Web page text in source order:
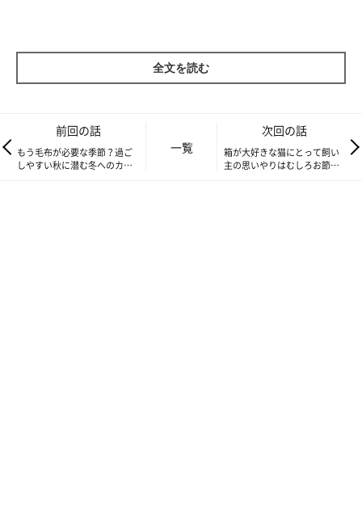
全文を読む
前回の話
もう毛布が必要な季節？過ご
しやすい秋に潜む冬へのカウ
一覧
次回の話
箱が大好きな猫にとって飼い
主の思いやりはむしろお節介